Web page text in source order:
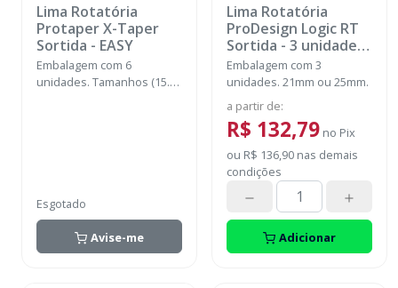
Lima Rotatória
Protaper X-Taper
Sortida - EASY
Embalagem com 6
unidades. Tamanhos (15.10
Esgotado
Avise-me
Lima Rotatória
ProDesign Logic RT
Sortida - 3 unidades
-EASY
Embalagem com 3
unidades. 21mm ou 25mm.
a partir de:
R$ 132,79 no Pix
ou R$ 136,90 nas demais
condições
Adicionar